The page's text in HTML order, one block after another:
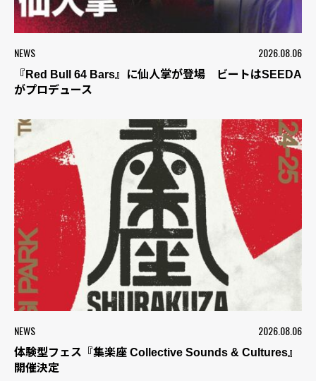
NEWS 2026.08.06
『Red Bull 64 Bars』に仙人掌が登場 ビートはSEEDA
がプロデュース
NEWS 2026.08.06
体験型フェス『集楽座 Collective Sounds & Cultures』
開催決定